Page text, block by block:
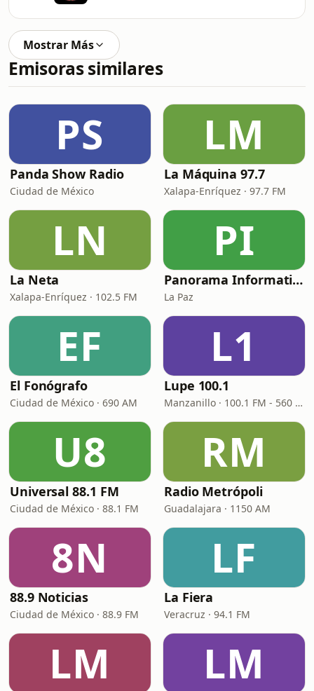
Mostrar Más
Emisoras similares
PS
Panda Show Radio
Ciudad de México
LM
La Máquina 97.7
Xalapa-Enríquez · 97.7 FM
LN
La Neta
Xalapa-Enríquez · 102.5 FM
PI
Panorama Informativo
La Paz
EF
El Fonógrafo
Ciudad de México · 690 AM
L1
Lupe 100.1
Manzanillo · 100.1 FM - 560 AM
U8
Universal 88.1 FM
Ciudad de México · 88.1 FM
RM
Radio Metrópoli
Guadalajara · 1150 AM
8N
88.9 Noticias
Ciudad de México · 88.9 FM
LF
La Fiera
Veracruz · 94.1 FM
LM LM